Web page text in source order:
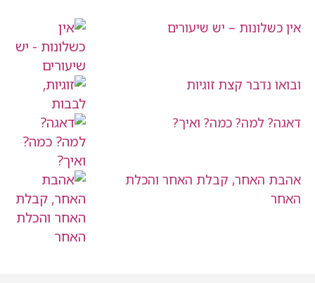
אין כשלונות – יש שיעורים
ובואו נדבר קצת זוגיות
דאגה? למה? כמה? ואיך?
אהבת האחר, קבלת האחר והכלת
האחר